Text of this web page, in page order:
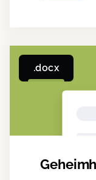
.docx